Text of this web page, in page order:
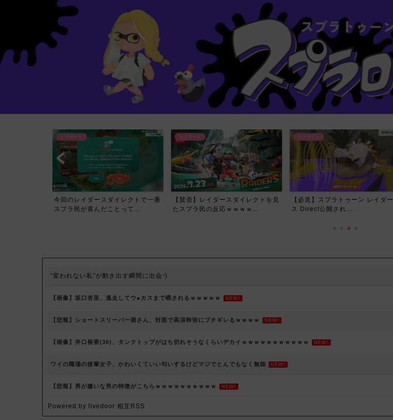
レイダース
【賛否】レイダースダイレクトを見
たスプラ民の反応ｗｗｗｗ...
レイダース
【必見】スプラトゥーン レイダー
ス Direct公開され...
【悲報】コウチャンネルさん、17
歳女の子に対し局部の写真...
“変われない私”が動き出す瞬間に出会う
【画像】坂口杏里、逃走してウ●カスまで晒されるｗｗｗｗｗ NEW!
【悲報】ショートスリーパー堀さん、対面で高須幹弥にブチギレるｗｗｗｗ NEW!
【画像】井口裕香(36)、タンクトップがはち切れそうなくらいデカイｗｗｗｗｗｗｗｗｗｗｗ NEW!
ワイの職場の後輩女子、かわいくていい匂いするけどマジでとんでもなく無能 NEW!
【悲報】男が嫌いな男の特徴がこちらｗｗｗｗｗｗｗｗｗｗ NEW!
Powered by livedoor 相互RSS